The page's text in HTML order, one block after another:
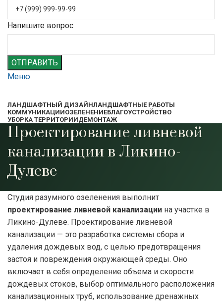
Напишите вопрос
ОТПРАВИТЬ
Меню
ЛАНДШАФТНЫЙ ДИЗАЙНЛАНДШАФТНЫЕ РАБОТЫ
КОММУНИКАЦИИОЗЕЛЕНЕНИЕБЛАГОУСТРОЙСТВО
УБОРКА ТЕРРИТОРИИДЕМОНТАЖ
Проектирование ливневой
канализации в Ликино-
Дулеве
Студия разумного озеленения выполнит
проектирование ливневой канализации на участке в
Ликино-Дулеве. Проектирование ливневой
канализации — это разработка системы сбора и
удаления дождевых вод, с целью предотвращения
застоя и повреждения окружающей среды. Оно
включает в себя определение объема и скорости
дождевых стоков, выбор оптимального расположения
канализационных труб, использование дренажных